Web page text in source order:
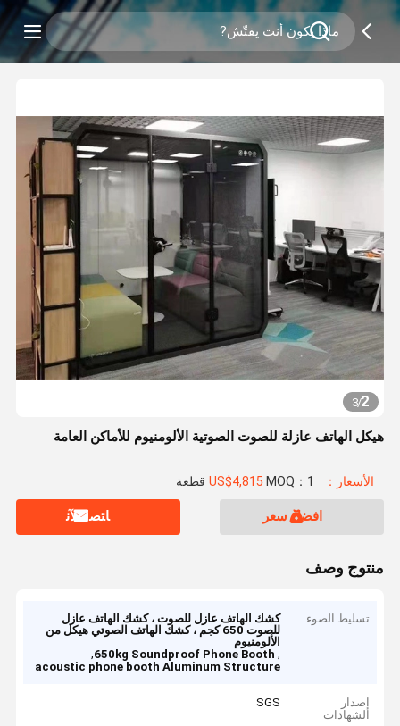
2
/
3
هيكل الهاتف عازلة للصوت الصوتية الألومنيوم للأماكن العامة
الأسعار：US$4,815 MOQ：1 قطعة
افضل سعر ﺎﺘﺼﻟ ﺍﻶﻧ
منتوج وصف
تسليط الضوء
كشك الهاتف عازل للصوت ، كشك الهاتف عازل
للصوت 650 كجم ، كشك الهاتف الصوتي هيكل من
الألومنيوم
,
650kg Soundproof Phone Booth
,
acoustic phone booth Aluminum Structure
إصدار
الشهادات
SGS